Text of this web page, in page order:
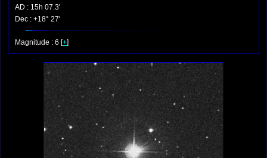
AD : 15h 07.3'
Dec : +18° 27'
Magnitude : 6 [+]